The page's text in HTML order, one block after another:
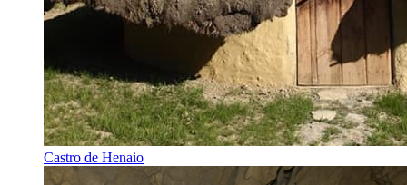
Castro de Henaio